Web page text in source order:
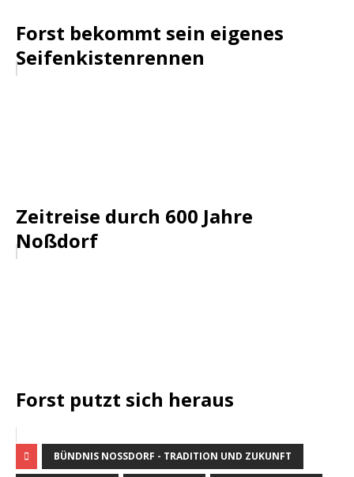
Forst bekommt sein eigenes
Seifenkistenrennen
Zeitreise durch 600 Jahre
Noßdorf
Forst putzt sich heraus
BÜNDNIS NOSSDORF - TRADITION UND ZUKUNFT